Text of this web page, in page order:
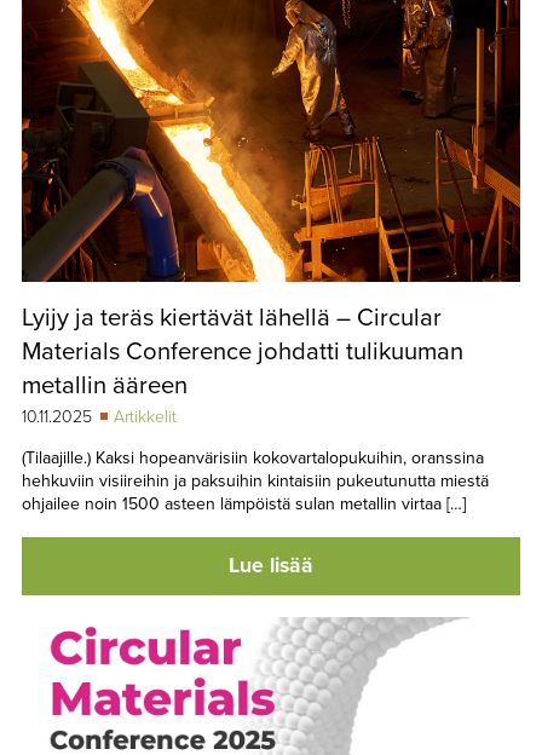
Lyijy ja teräs kiertävät lähellä – Circular
Materials Conference johdatti tulikuuman
metallin ääreen
10.11.2025
Artikkelit
(Tilaajille.) Kaksi hopeanvärisiin kokovartalopukuihin, oranssina
hehkuviin visiireihin ja paksuihin kintaisiin pukeutunutta miestä
ohjailee noin 1500 asteen lämpöistä sulan metallin virtaa […]
Lue lisää